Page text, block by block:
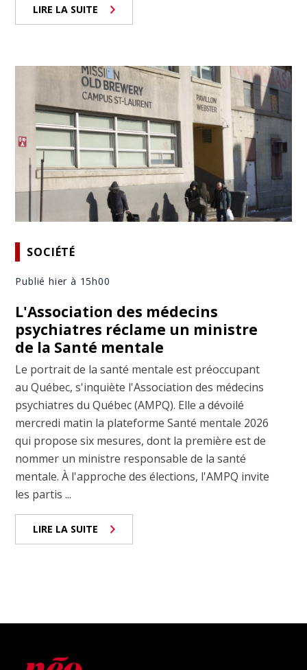
LIRE LA SUITE
SOCIÉTÉ
Publié hier à 15h00
L'Association des médecins
psychiatres réclame un ministre
de la Santé mentale
Le portrait de la santé mentale est préoccupant
au Québec, s'inquiète l'Association des médecins
psychiatres du Québec (AMPQ). Elle a dévoilé
mercredi matin la plateforme Santé mentale 2026
qui propose six mesures, dont la première est de
nommer un ministre responsable de la santé
mentale. À l'approche des élections, l'AMPQ invite
les partis ...
LIRE LA SUITE